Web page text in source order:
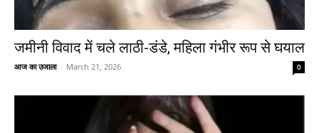
जमीनी विवाद में चले लाठी-डंडे, महिला गंभीर रूप से घयाल
आज का उजाला - March 21, 2026 0